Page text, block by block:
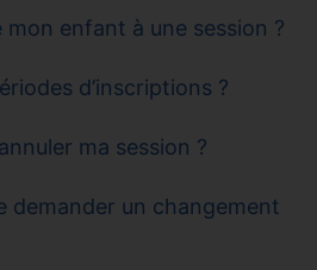
enfant à une session ?
d’inscriptions ?
ma session ?
demander un changement